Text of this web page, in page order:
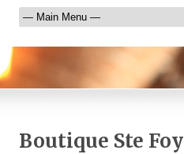
Boutique Ste Foy